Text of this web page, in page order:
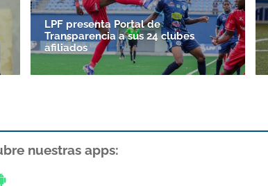
LPF presenta Portal de
Transparencia a sus 24 clubes
afiliados
nuestras apps: